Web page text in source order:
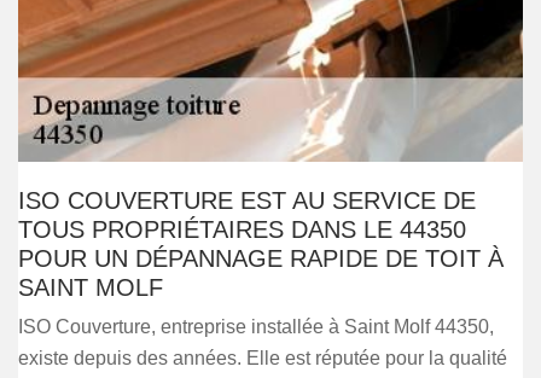
ISO COUVERTURE EST AU SERVICE DE
TOUS PROPRIÉTAIRES DANS LE 44350
POUR UN DÉPANNAGE RAPIDE DE TOIT À
SAINT MOLF
ISO Couverture, entreprise installée à Saint Molf 44350,
existe depuis des années. Elle est réputée pour la qualité